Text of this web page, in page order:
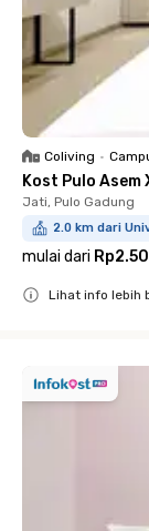
Coliving •
Kost Pulo Asem
Jati, Pulo Gadung
2.0 km dari
mulai dari
Lihat info lebih